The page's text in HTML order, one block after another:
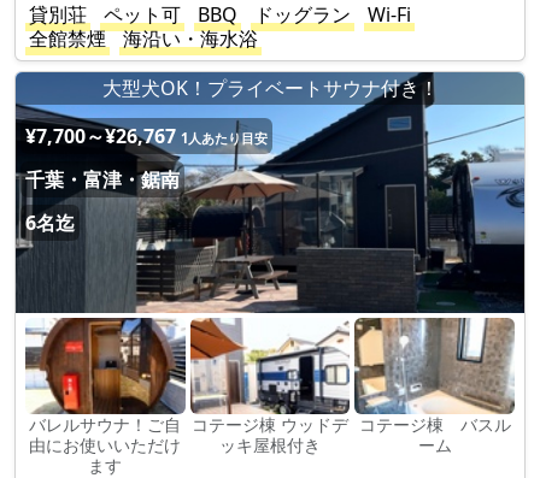
貸別荘
ペット可 BBQ ドッグラン
Wi-Fi
全館禁煙
海沿い・海水浴
大型犬OK！プライベートサウナ付き！
¥7,700～¥26,767 1人あたり目安
千葉・富津・鋸南
6名迄
バレルサウナ！ご自
由にお使いいただけ
ます
コテージ棟 ウッドデ
ッキ屋根付き
コテージ棟 バスル
ーム